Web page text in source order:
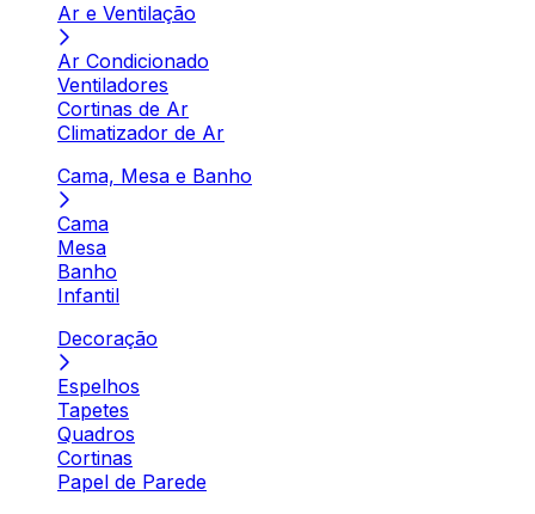
Ar e Ventilação
Ar Condicionado
Ventiladores
Cortinas de Ar
Climatizador de Ar
Cama, Mesa e Banho
Cama
Mesa
Banho
Infantil
Decoração
Espelhos
Tapetes
Quadros
Cortinas
Papel de Parede